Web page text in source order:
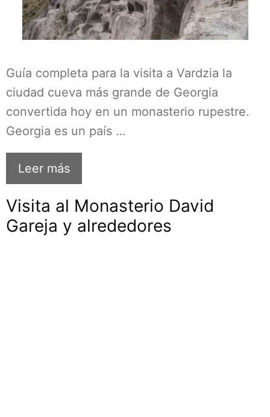
Guía completa para la visita a Vardzia la
ciudad cueva más grande de Georgia
convertida hoy en un monasterio rupestre.
Georgia es un país …
Leer más
Visita al Monasterio David
Gareja y alrededores